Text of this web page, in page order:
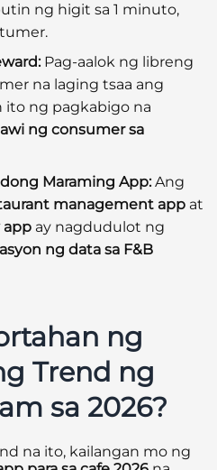
ng higit sa 1 minuto,
Pag-aalok ng libreng
na laging tsaa ang
ito ng pagkabigo na
ng consumer sa
Maraming App:Ang
management app at
app ay nagdudulot ng
ng data sa F&B
ng
Trend ng
sa 2026?
na ito, kailangan mo ng